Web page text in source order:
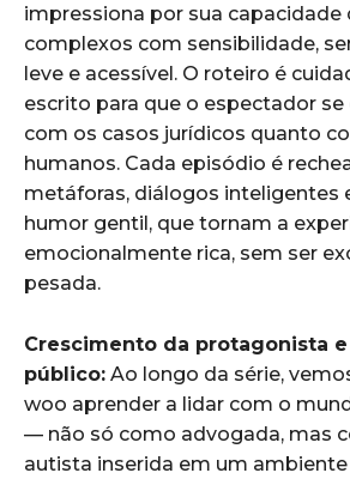
impressiona por sua
complexos com sensibilidade,
leve e acessível. O roteiro é
escrito para que o espectador
com os casos jurídicos quanto
humanos. Cada episódio é
metáforas, diálogos inteligentes
humor gentil, que tornam a
emocionalmente rica, sem ser
pesada.
Crescimento da protagonista
público: Ao longo da série,
woo aprender a lidar com o
— não só como advogada, mas
autista inserida em um